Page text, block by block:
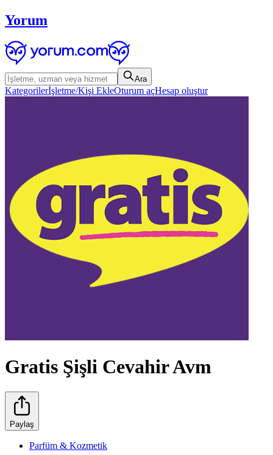
Yorum
Ara
Kategorilerİşletme/Kişi EkleOturum açHesap oluştur
Gratis Şişli Cevahir Avm
Paylaş
Parfüm & Kozmetik